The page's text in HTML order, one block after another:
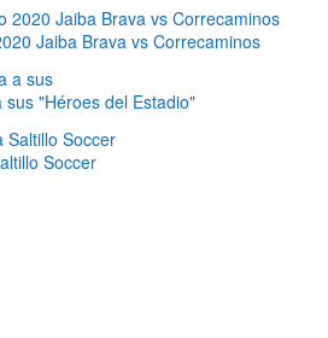
Jaiba Brava vs Correcaminos
"Héroes del Estadio"
Soccer